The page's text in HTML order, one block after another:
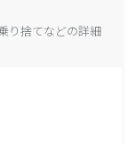
り捨てなどの詳細